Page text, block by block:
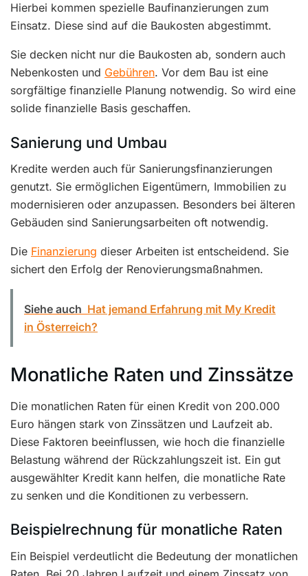
Hierbei kommen spezielle Baufinanzierungen zum
Einsatz. Diese sind auf die Baukosten abgestimmt.
Sie decken nicht nur die Baukosten ab, sondern auch
Nebenkosten und Gebühren. Vor dem Bau ist eine
sorgfältige finanzielle Planung notwendig. So wird eine
solide finanzielle Basis geschaffen.
Sanierung und Umbau
Kredite werden auch für Sanierungsfinanzierungen
genutzt. Sie ermöglichen Eigentümern, Immobilien zu
modernisieren oder anzupassen. Besonders bei älteren
Gebäuden sind Sanierungsarbeiten oft notwendig.
Die Finanzierung dieser Arbeiten ist entscheidend. Sie
sichert den Erfolg der Renovierungsmaßnahmen.
Siehe auch Hat jemand Erfahrung mit My Kredit
in Österreich?
Monatliche Raten und Zinssätze
Die monatlichen Raten für einen Kredit von 200.000
Euro hängen stark von Zinssätzen und Laufzeit ab.
Diese Faktoren beeinflussen, wie hoch die finanzielle
Belastung während der Rückzahlungszeit ist. Ein gut
ausgewählter Kredit kann helfen, die monatliche Rate
zu senken und die Konditionen zu verbessern.
Beispielrechnung für monatliche Raten
Ein Beispiel verdeutlicht die Bedeutung der monatlichen